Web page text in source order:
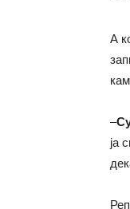
А
–
ја